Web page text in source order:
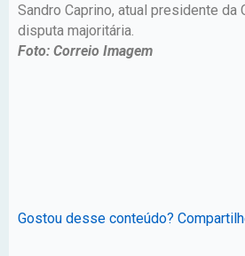
Sandro Caprino, atual presidente da
disputa majoritária.
Foto: Correio Imagem
Gostou desse conteúdo?